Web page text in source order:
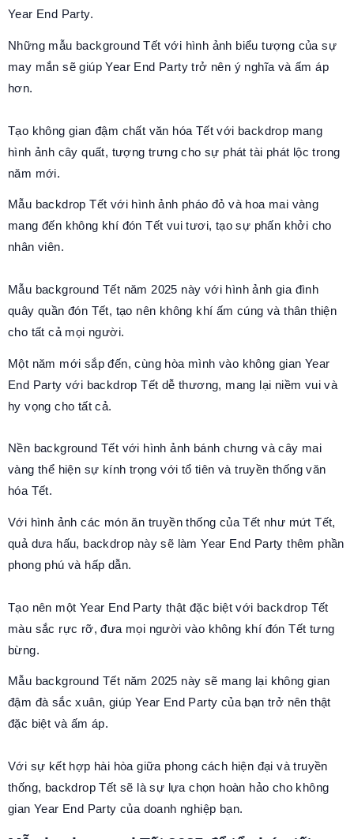
Year End Party.
Những mẫu background Tết với hình ảnh biểu tượng của sự
may mắn sẽ giúp Year End Party trở nên ý nghĩa và ấm áp
hơn.
Tạo không gian đậm chất văn hóa Tết với backdrop mang
hình ảnh cây quất, tượng trưng cho sự phát tài phát lộc trong
năm mới.
Mẫu backdrop Tết với hình ảnh pháo đỏ và hoa mai vàng
mang đến không khí đón Tết vui tươi, tạo sự phấn khởi cho
nhân viên.
Mẫu background Tết năm 2025 này với hình ảnh gia đình
quây quần đón Tết, tạo nên không khí ấm cúng và thân thiện
cho tất cả mọi người.
Một năm mới sắp đến, cùng hòa mình vào không gian Year
End Party với backdrop Tết dễ thương, mang lại niềm vui và
hy vọng cho tất cả.
Nền background Tết với hình ảnh bánh chưng và cây mai
vàng thể hiện sự kính trọng với tổ tiên và truyền thống văn
hóa Tết.
Với hình ảnh các món ăn truyền thống của Tết như mứt Tết,
quả dưa hấu, backdrop này sẽ làm Year End Party thêm phần
phong phú và hấp dẫn.
Tạo nên một Year End Party thật đặc biệt với backdrop Tết
màu sắc rực rỡ, đưa mọi người vào không khí đón Tết tưng
bừng.
Mẫu background Tết năm 2025 này sẽ mang lại không gian
đậm đà sắc xuân, giúp Year End Party của bạn trở nên thật
đặc biệt và ấm áp.
Với sự kết hợp hài hòa giữa phong cách hiện đại và truyền
thống, backdrop Tết sẽ là sự lựa chọn hoàn hảo cho không
gian Year End Party của doanh nghiệp bạn.